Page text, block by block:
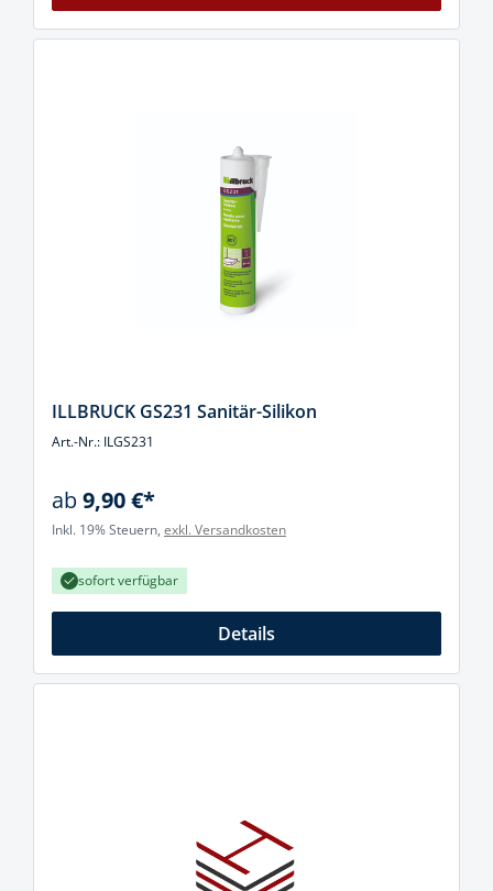
ILLBRUCK GS231 Sanitär-Silikon
Art.-Nr.: ILGS231
ab9,90 €*
Inkl. 19% Steuern, exkl. Versandkosten
sofort verfügbar
Details